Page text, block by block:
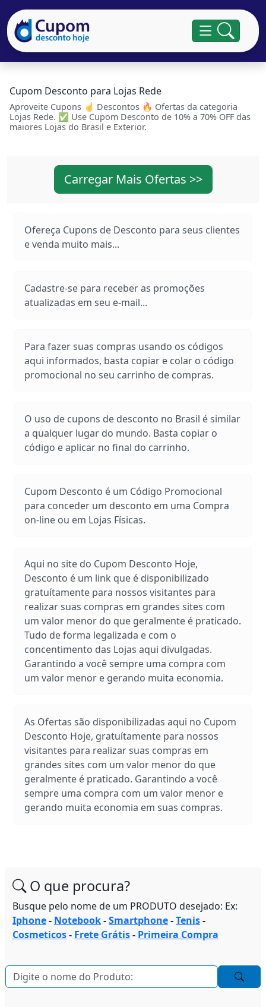
Cupom Desconto para Lojas Rede
Aproveite Cupons ☝ Descontos 🔥 Ofertas da categoria
Lojas Rede. ✅ Use Cupom Desconto de 10% a 70% OFF das
maiores Lojas do Brasil e Exterior.
Carregar Mais Ofertas >>
Ofereça Cupons de Desconto para seus clientes
e venda muito mais...
Cadastre-se para receber as promoções
atualizadas em seu e-mail...
Para fazer suas compras usando os códigos
aqui informados, basta copiar e colar o código
promocional no seu carrinho de compras.
O uso de cupons de desconto no Brasil é similar
a qualquer lugar do mundo. Basta copiar o
código e aplicar no final do carrinho.
Cupom Desconto é um Código Promocional
para conceder um desconto em uma Compra
on-line ou em Lojas Físicas.
Aqui no site do Cupom Desconto Hoje,
Desconto é um link que é disponibilizado
gratuítamente para nossos visitantes para
realizar suas compras em grandes sites com
um valor menor do que geralmente é praticado.
Tudo de forma legalizada e com o
concentimento das Lojas aqui divulgadas.
Garantindo a você sempre uma compra com
um valor menor e gerando muita economia.
As Ofertas são disponibilizadas aqui no Cupom
Desconto Hoje, gratuítamente para nossos
visitantes para realizar suas compras em
grandes sites com um valor menor do que
geralmente é praticado. Garantindo a você
sempre uma compra com um valor menor e
gerando muita economia em suas compras.
O que procura?
Busque pelo nome de um PRODUTO desejado: Ex:
Iphone- Notebook-Smartphone-Tenis-
Cosmeticos- Frete Grátis- Primeira Compra